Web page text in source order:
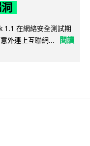
在網絡安全測試期
外連上互聯網...
閱讀